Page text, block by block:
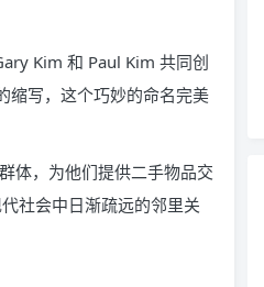
Kim 和 Paul Kim 共同创
缩写，这个巧妙的命名完美
体，为他们提供二手物品交
社会中日渐疏远的邻里关